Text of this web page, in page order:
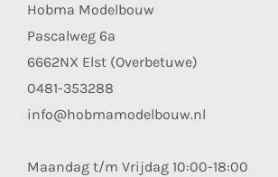
Hobma Modelbouw
Pascalweg 6a
6662NX Elst (Overbetuwe)
0481-353288
info@hobmamodelbouw.nl
Maandag t/m Vrijdag 10:00-18:00